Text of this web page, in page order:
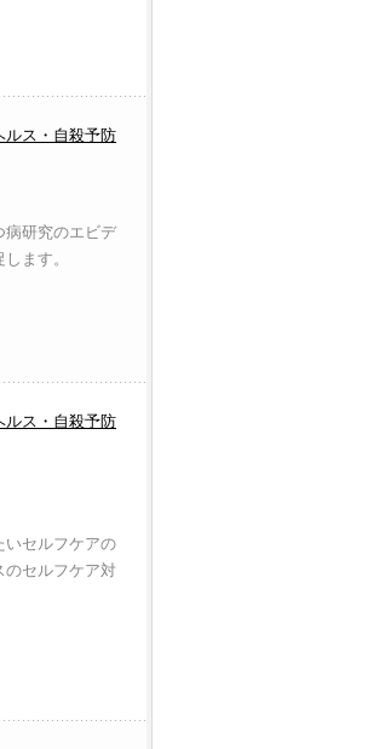
ルス・自殺予防
病研究のエビデ
ます。
ルス・自殺予防
いセルフケアの
のセルフケア対